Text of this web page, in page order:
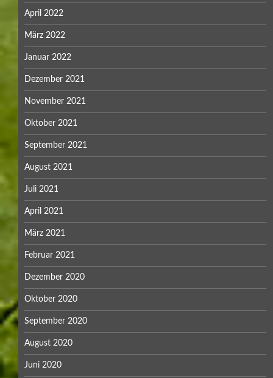
April 2022
März 2022
Januar 2022
Dezember 2021
November 2021
Oktober 2021
September 2021
August 2021
Juli 2021
April 2021
März 2021
Februar 2021
Dezember 2020
Oktober 2020
September 2020
August 2020
Juni 2020